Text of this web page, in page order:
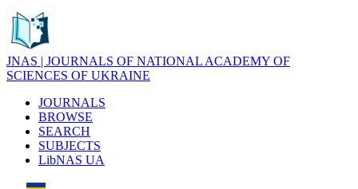
JNAS | JOURNALS OF NATIONAL ACADEMY OF
SCIENCES OF UKRAINE
JOURNALS
BROWSE
SEARCH
SUBJECTS
LibNAS UA